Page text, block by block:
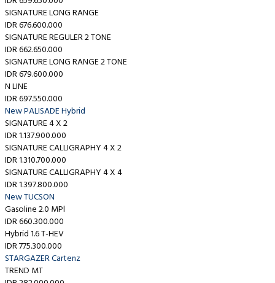
SIGNATURE LONG RANGE
IDR 676.600.000
SIGNATURE REGULER 2 TONE
IDR 662.650.000
SIGNATURE LONG RANGE 2 TONE
IDR 679.600.000
N LINE
IDR 697.550.000
New PALISADE Hybrid
SIGNATURE 4 X 2
IDR 1.137.900.000
SIGNATURE CALLIGRAPHY 4 X 2
IDR 1.310.700.000
SIGNATURE CALLIGRAPHY 4 X 4
IDR 1.397.800.000
New TUCSON
Gasoline 2.0 MPl
IDR 660.300.000
Hybrid 1.6 T-HEV
IDR 775.300.000
STARGAZER Cartenz
TREND MT